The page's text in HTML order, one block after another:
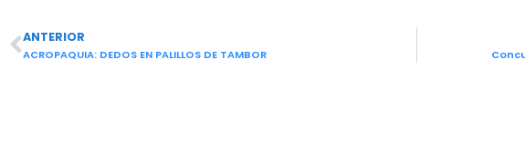
Ant
ANTERIOR
ACROPAQUIA: DEDOS EN PALILLOS DE TAMBOR